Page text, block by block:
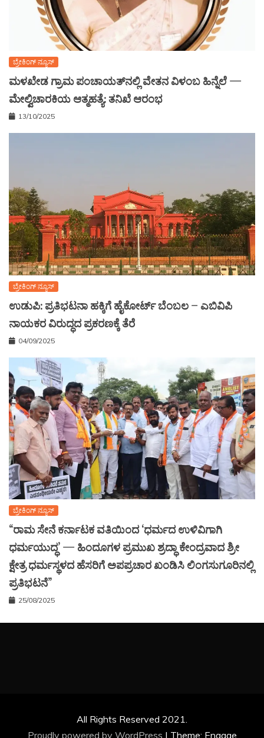
ಬ್ರೇಕಿಂಗ್ ನ್ಯೂಸ್
ಮಳಖೇಡ ಗ್ರಾಮ ಪಂಚಾಯತ್‌ನಲ್ಲಿ ವೇತನ ವಿಳಂಬ ಹಿನ್ನೆಲೆ —
ಮೇಲ್ವಿಚಾರಕಿಯ ಆತ್ಮಹತ್ಯೆ: ತನಿಖೆ ಆರಂಭ
13/10/2025
ಬ್ರೇಕಿಂಗ್ ನ್ಯೂಸ್
ಉಡುಪಿ: ಪ್ರತಿಭಟನಾ ಹಕ್ಕಿಗೆ ಹೈಕೋರ್ಟ್ ಬೆಂಬಲ – ಎಬಿವಿಪಿ
ನಾಯಕರ ವಿರುದ್ಧದ ಪ್ರಕರಣಕ್ಕೆ ತೆರೆ
04/09/2025
ಬ್ರೇಕಿಂಗ್ ನ್ಯೂಸ್
“ರಾಮ ಸೇನೆ ಕರ್ನಾಟಕ ವತಿಯಿಂದ ‘ಧರ್ಮದ ಉಳಿವಿಗಾಗಿ
ಧರ್ಮಯುದ್ಧ’ — ಹಿಂದೂಗಳ ಪ್ರಮುಖ ಶ್ರದ್ಧಾ ಕೇಂದ್ರವಾದ ಶ್ರೀ
ಕ್ಷೇತ್ರ ಧರ್ಮಸ್ಥಳದ ಹೆಸರಿಗೆ ಅಪಪ್ರಚಾರ ಖಂಡಿಸಿ ಲಿಂಗಸುಗೂರಿನಲ್ಲಿ
ಪ್ರತಿಭಟನೆ”
25/08/2025
All Rights Reserved 2021.
Proudly powered by WordPress | Theme: Engage